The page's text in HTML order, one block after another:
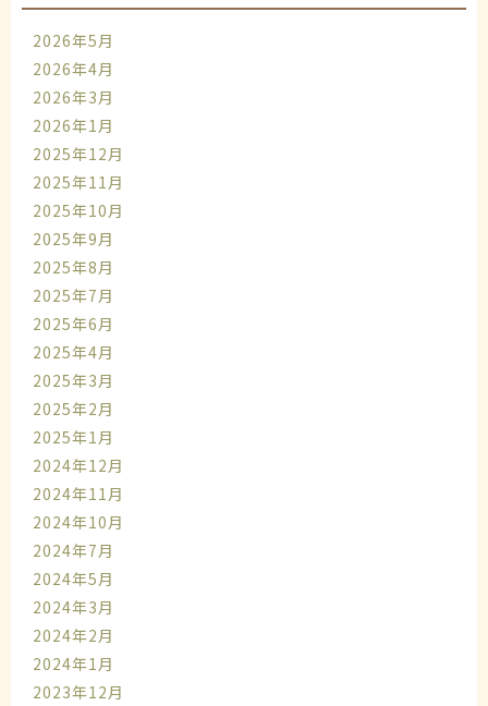
2026年5月
2026年4月
2026年3月
2026年1月
2025年12月
2025年11月
2025年10月
2025年9月
2025年8月
2025年7月
2025年6月
2025年4月
2025年3月
2025年2月
2025年1月
2024年12月
2024年11月
2024年10月
2024年7月
2024年5月
2024年3月
2024年2月
2024年1月
2023年12月